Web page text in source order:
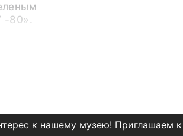
-80».
редактора
к нашему музею! Приглашаем к